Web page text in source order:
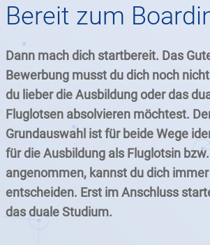
Bereit zum
Dann mach dich startbereit. Das
Bewerbung musst du dich noch
du lieber die Ausbildung oder das
Fluglotsen absolvieren möchtest.
Grundauswahl ist für beide Wege
für die Ausbildung als Fluglotsin
angenommen, kannst du dich
entscheiden. Erst im Anschluss
das duale Studium.